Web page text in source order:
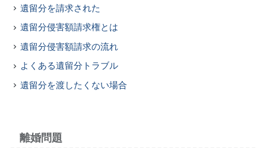
遺留分を請求された
遺留分侵害額請求権とは
遺留分侵害額請求の流れ
よくある遺留分トラブル
遺留分を渡したくない場合
離婚問題